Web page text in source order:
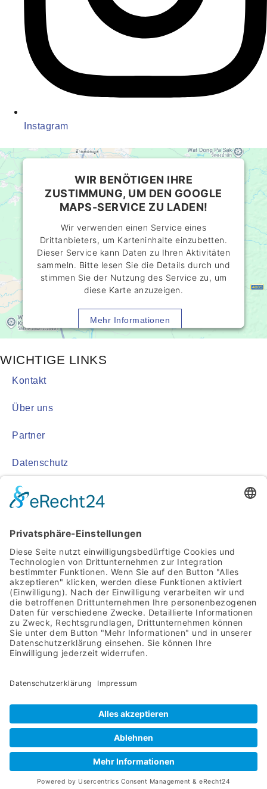
Instagram
WIR BENÖTIGEN IHRE
ZUSTIMMUNG, UM DEN GOOGLE
MAPS-SERVICE ZU LADEN!
Wir verwenden einen Service eines
Drittanbieters, um Karteninhalte einzubetten.
Dieser Service kann Daten zu Ihren Aktivitäten
sammeln. Bitte lesen Sie die Details durch und
stimmen Sie der Nutzung des Service zu, um
diese Karte anzuzeigen.
Mehr Informationen
WICHTIGE LINKS
Kontakt
Über uns
Partner
Datenschutz
Impressum
Cookie-Einstellungen
LEISTUNGEN
Heizungsbau
Heizungswartung & Kundendienst
Hydraulischer Abgleich
Solaranlagen
Leckageortung. & Rohrsanierung
Wasserenthärtungsanlagen